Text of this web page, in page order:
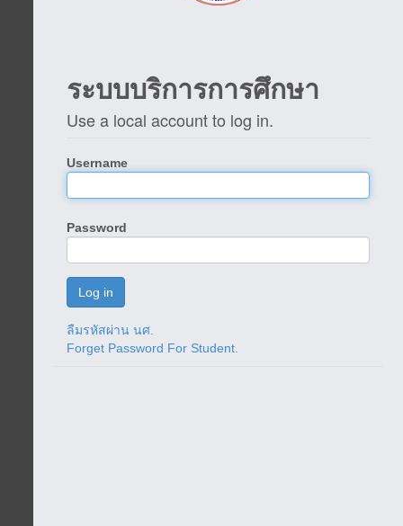
ระบบบริการการศึกษา
Use a local account to log in.
Username
Password
ลืมรหัสผ่าน นศ.
Forget Password For Student.